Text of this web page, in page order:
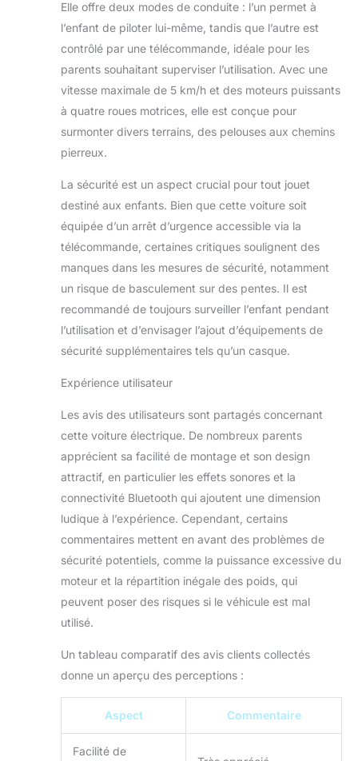
Elle offre deux modes de conduite : l’un permet à
l’enfant de piloter lui-même, tandis que l’autre est
contrôlé par une télécommande, idéale pour les
parents souhaitant superviser l’utilisation. Avec une
vitesse maximale de 5 km/h et des moteurs puissants
à quatre roues motrices, elle est conçue pour
surmonter divers terrains, des pelouses aux chemins
pierreux.
La sécurité est un aspect crucial pour tout jouet
destiné aux enfants. Bien que cette voiture soit
équipée d’un arrêt d’urgence accessible via la
télécommande, certaines critiques soulignent des
manques dans les mesures de sécurité, notamment
un risque de basculement sur des pentes. Il est
recommandé de toujours surveiller l’enfant pendant
l’utilisation et d’envisager l’ajout d’équipements de
sécurité supplémentaires tels qu’un casque.
Expérience utilisateur
Les avis des utilisateurs sont partagés concernant
cette voiture électrique. De nombreux parents
apprécient sa facilité de montage et son design
attractif, en particulier les effets sonores et la
connectivité Bluetooth qui ajoutent une dimension
ludique à l’expérience. Cependant, certains
commentaires mettent en avant des problèmes de
sécurité potentiels, comme la puissance excessive du
moteur et la répartition inégale des poids, qui
peuvent poser des risques si le véhicule est mal
utilisé.
Un tableau comparatif des avis clients collectés
donne un aperçu des perceptions :
Aspect Commentaire
Facilité de